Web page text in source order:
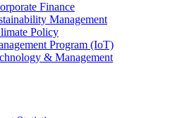
Finance
Management
Policy
Program (IoT)
& Management